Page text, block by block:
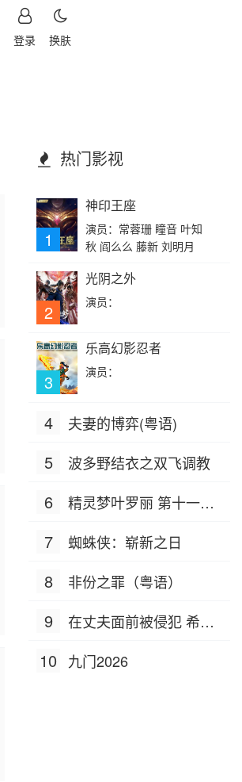
换肤
登录
热门影视
1
神印王座
演员：常蓉珊 瞳音 叶知
秋 阎么么 藤新 刘明月
2
光阴之外
演员：
3
乐高幻影忍者
演员：
4 夫妻的博弈(粤语)
5 波多野结衣之双飞调教
6
精灵梦叶罗丽 第十一季
7 蜘蛛侠：崭新之日
8 非份之罪（粤语）
9
在丈夫面前被侵犯 希岛
10 九门2026